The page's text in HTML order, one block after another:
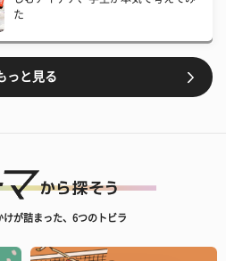
た
っと見る
けが詰まった、6つのトビラ